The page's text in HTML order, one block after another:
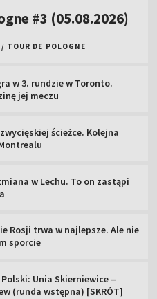
#3 (05.08.2026)
/ TOUR DE POLOGNE
w 3. rundzie w Toronto.
jej meczu
ścieżce. Kolejna
w Lechu. To on zastąpi
Rosji trwa w najlepsze. Ale nie
sporcie
Unia Skierniewice –
(runda wstępna) [SKRÓT]